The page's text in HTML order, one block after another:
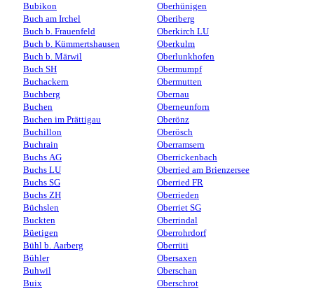
Bubikon
Buch am Irchel
Buch b. Frauenfeld
Buch b. Kümmertshausen
Buch b. Märwil
Buch SH
Buchackern
Buchberg
Buchen
Buchen im Prättigau
Buchillon
Buchrain
Buchs AG
Buchs LU
Buchs SG
Buchs ZH
Büchslen
Buckten
Büetigen
Bühl b. Aarberg
Bühler
Buhwil
Buix
Oberhünigen
Oberiberg
Oberkirch LU
Oberkulm
Oberlunkhofen
Obermumpf
Obermutten
Obernau
Oberneunforn
Oberönz
Oberösch
Oberramsern
Oberrickenbach
Oberried am Brienzersee
Oberried FR
Oberrieden
Oberriet SG
Oberrindal
Oberrohrdorf
Oberrüti
Obersaxen
Oberschan
Oberschrot